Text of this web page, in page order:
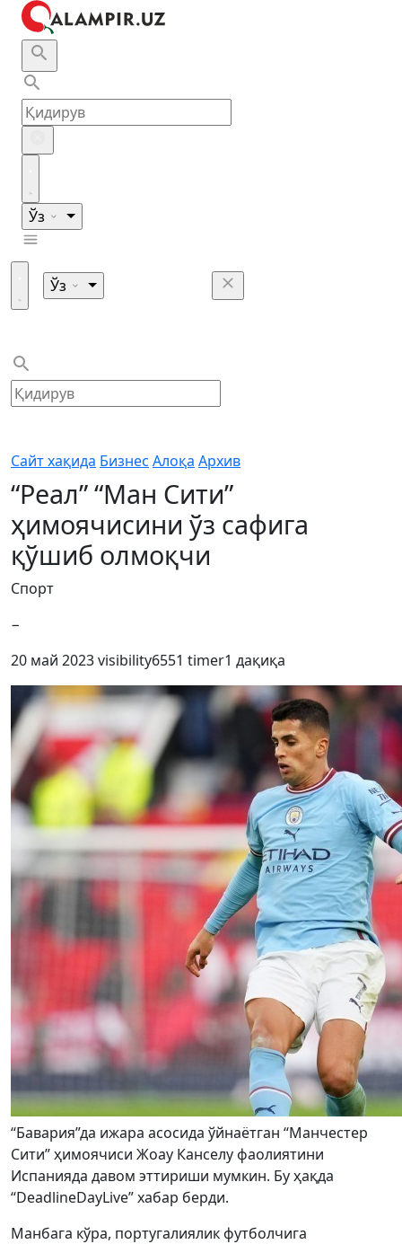
Ўз
Ўз
Сайт хақида Бизнес Алоқа Архив
“Реал” “Ман Сити”
ҳимоячисини ўз сафига
қўшиб олмоқчи
Спорт
−
20 май 2023visibility6551 timer1 дақиқа
“Бавария”да ижара асосида ўйнаётган “Манчестер
Сити” ҳимоячиси Жоау Канселу фаолиятини
Испанияда давом эттириши мумкин. Бу ҳақда
“DeadlineDayLive” хабар берди.
Манбага кўра, португалиялик футболчига